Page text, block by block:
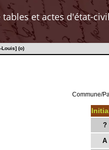
et actes d'état-
Louis] (o)
Commune/
?
A